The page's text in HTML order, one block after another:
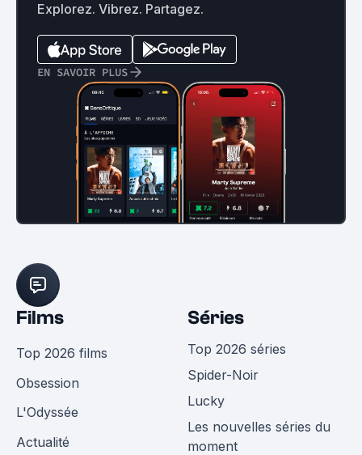
Explorez. Vibrez. Partagez.
EN SAVOIR PLUS
Films
Top 2026 films
Obsession
L'Odyssée
Actualité
Séries
Top 2026 séries
Spider-Noir
Lucky
Les nouvelles séries du
moment